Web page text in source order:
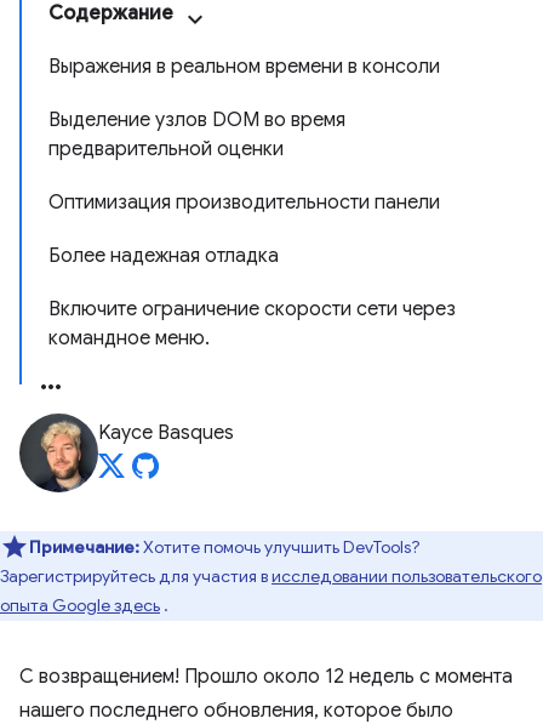
Содержание
Выражения в реальном времени в консоли
Выделение узлов DOM во время
предварительной оценки
Оптимизация производительности панели
Более надежная отладка
Включите ограничение скорости сети через
командное меню.
Kayce Basques
Примечание:Хотите помочь улучшить DevTools?
Зарегистрируйтесь для участия висследовании пользовательского
опыта Google здесь .
С возвращением! Прошло около 12 недель с момента
нашего последнего обновления, которое было